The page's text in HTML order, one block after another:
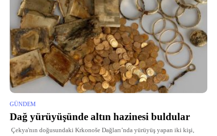
GÜNDEM
Dağ yürüyüşünde altın hazinesi buldular
Çekya'nın doğusundaki Krkonoše Dağları’nda yürüyüş yapan iki kişi,